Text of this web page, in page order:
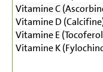
Vitamine C
Vitamine D
Vitamine E
Vitamine K